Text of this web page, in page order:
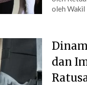
oleh Wakil
dan